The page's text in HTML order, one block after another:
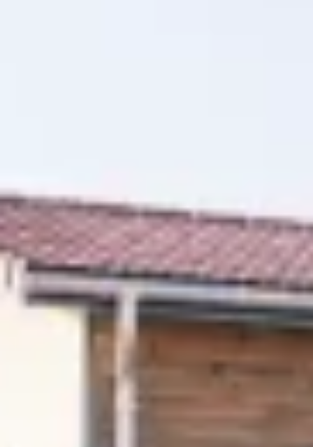
Toute l’équipe d’Auril est à votre disposition pour vous
accompagner tout au long de votre projet immobilier.
41 av. François Mitterrand
38500 VOIRON
+33(0)4.58.09.05.00